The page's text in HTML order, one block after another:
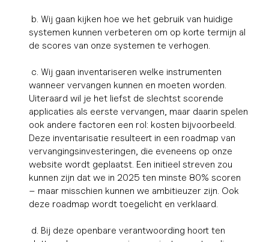
b. Wij gaan kijken hoe we het gebruik van huidige
systemen kunnen verbeteren om op korte termijn al
de scores van onze systemen te verhogen.
c. Wij gaan inventariseren welke instrumenten
wanneer vervangen kunnen en moeten worden.
Uiteraard wil je het liefst de slechtst scorende
applicaties als eerste vervangen, maar daarin spelen
ook andere factoren een rol: kosten bijvoorbeeld.
Deze inventarisatie resulteert in een roadmap van
vervangingsinvesteringen, die eveneens op onze
website wordt geplaatst. Een initieel streven zou
kunnen zijn dat we in 2025 ten minste 80% scoren
– maar misschien kunnen we ambitieuzer zijn. Ook
deze roadmap wordt toegelicht en verklaard.
d. Bij deze openbare verantwoording hoort ten